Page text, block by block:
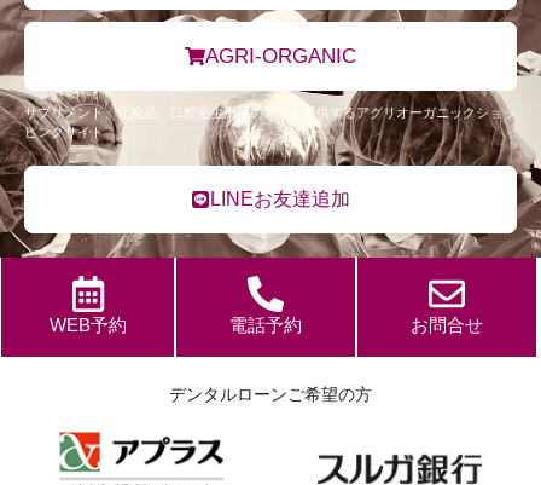
AGRI-ORGANIC
サプリメント、化粧品、口腔衛生用品の製品を提供するアグリオーガニックショッ
ピングサイト
LINEお友達追加
WEB予約 電話予約 お問合せ
デンタルローンご希望の方